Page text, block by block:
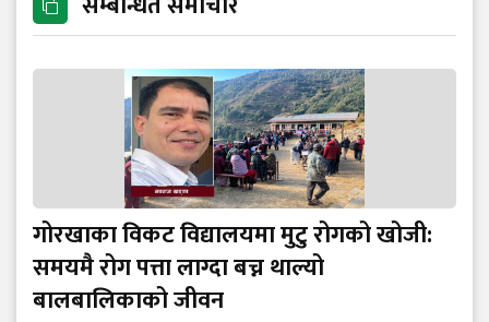
गोरखाका विकट विद्यालयमा मुटु रोगको खोजी:
समयमै रोग पत्ता लाग्दा बच्न थाल्यो
बालबालिकाको जीवन